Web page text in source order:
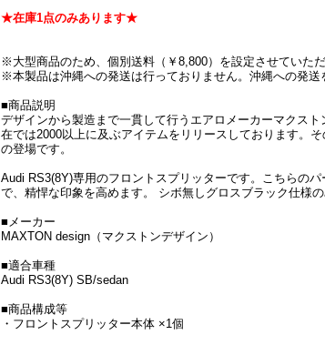
★在庫1点のみあります★
※大型商品のため、個別送料（￥8,800）を設定させていただ
※本製品は沖縄への発送は行っておりません。沖縄への発送
■商品説明
デザインから製造まで一貫して行うエアロメーカーマクス
在では2000以上に及ぶアイテムをリリースしております。
の登場です。
Audi RS3(8Y)専用のフロントスプリッターです。こちらの
で、精悍な印象を高めます。 シボ無しグロスブラック仕様の
■メーカー
MAXTON design（マクストンデザイン）
■適合車種
Audi RS3(8Y) SB/sedan
■商品構成等
・フロントスプリッター本体 ×1個